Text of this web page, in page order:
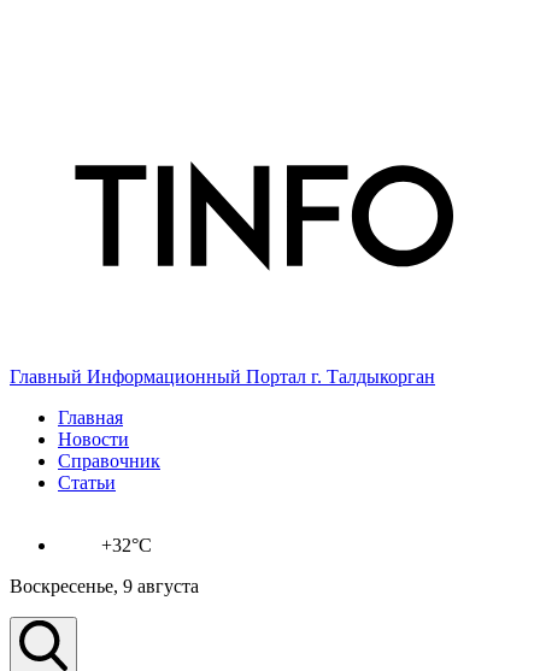
Главный Информационный Портал г. Талдыкорган
Главная
Новости
Справочник
Статьи
+32°C
Воскресенье, 9 августа